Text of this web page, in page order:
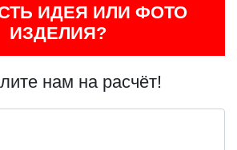
ИДЕЯ ИЛИ ФОТО
ИЗДЕЛИЯ?
нам на расчёт!